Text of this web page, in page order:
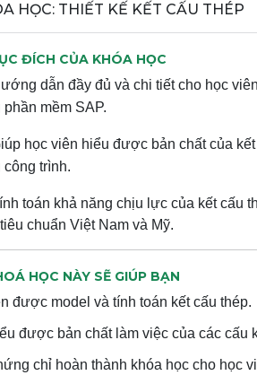
HỌC: THIẾT KẾ KẾT CẤU THÉP
ĐÍCH CỦA KHÓA HỌC
dẫn đầy đủ và chi tiết cho học
phần mềm SAP.
học viên hiểu được bản chất của
công trình.
toán khả năng chịu lực của kết cấu
chuẩn Việt Nam và Mỹ.
HỌC NÀY SẼ GIÚP BẠN
được model và tính toán kết cấu thép.
được bản chất làm việc của các cấu
chỉ hoàn thành khóa học cho học